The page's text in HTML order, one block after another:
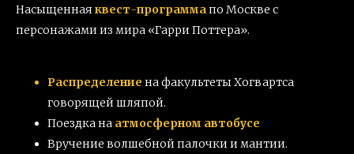
Насыщенная квест-программапо Москве с
персонажами из мира «Гарри Поттера».
Распределение на факультеты Хогвартса
говорящей шляпой.
Поездка на атмосферном автобусе
Вручение волшебной палочки и мантии.